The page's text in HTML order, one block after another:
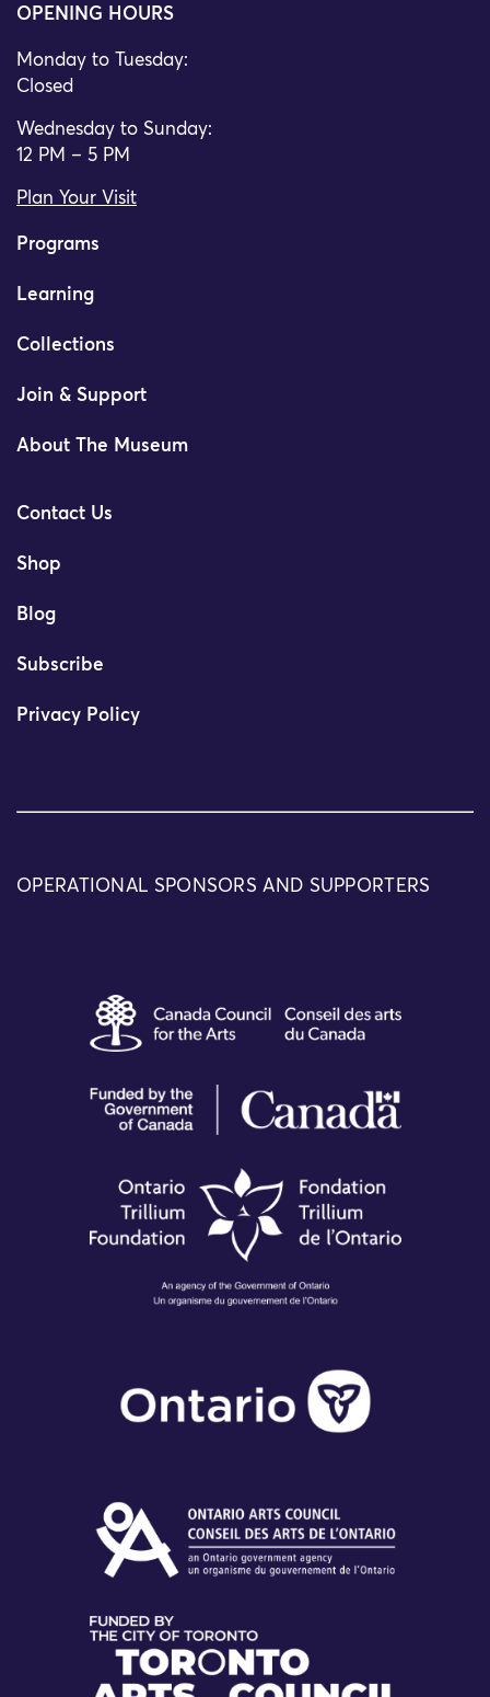
OPENING HOURS
Monday to Tuesday:
Closed
Wednesday to Sunday:
12 PM – 5 PM
Plan Your Visit
Programs
Learning
Collections
Join & Support
About The Museum
Contact Us
Shop
Blog
Subscribe
Privacy Policy
OPERATIONAL SPONSORS AND SUPPORTERS